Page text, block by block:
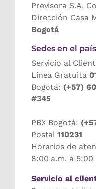
Previsora S.A,
Dirección Casa
Bogotá
Sedes en el país
Servicio al
Línea Gratuita
Bogotá: (+57)
#345
PBX Bogotá:
Postal 110231
Horarios de
8:00 a.m. a 5:00
Servicio al